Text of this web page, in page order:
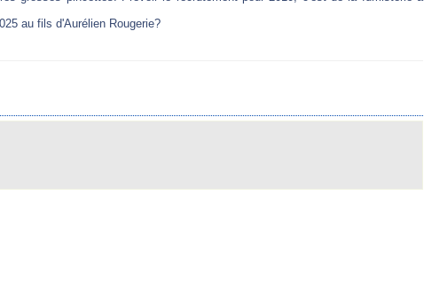
au fils d'Aurélien Rougerie?